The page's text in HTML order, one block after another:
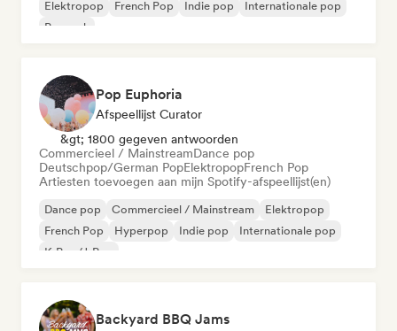
Elektropop
French Pop Indie pop
Internationale pop
Poprock
Pop Euphoria
Afspeellijst Curator
&gt; 1800 gegeven antwoorden
Commercieel / MainstreamDance pop
Deutschpop/German PopElektropopFrench Pop
Artiesten toevoegen aan mijn Spotify-afspeellijst(en)
Dance pop Commercieel / Mainstream
Elektropop
French Pop
Hyperpop Indie pop
Internationale pop
K-Pop/J-Pop
Backyard BBQ Jams